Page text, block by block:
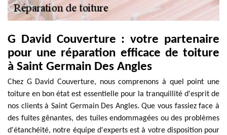
G David Couverture : votre partenaire
pour une réparation efficace de toiture
à Saint Germain Des Angles
Chez G David Couverture, nous comprenons à quel point une
toiture en bon état est essentielle pour la tranquillité d'esprit de
nos clients à Saint Germain Des Angles. Que vous fassiez face à
des fuites gênantes, des tuiles endommagées ou des problèmes
d'étanchéité, notre équipe d'experts est à votre disposition pour